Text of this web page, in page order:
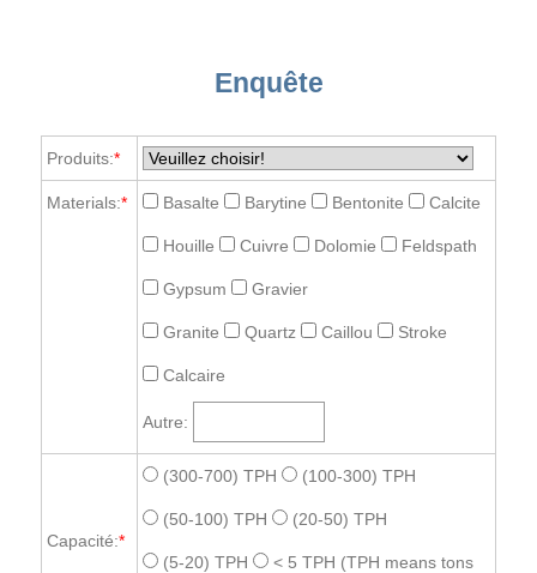
Enquête
Produits:*
Materials:* Basalte Barytine Bentonite Calcite
Houille Cuivre Dolomie Feldspath
Gypsum Gravier
Granite Quartz Caillou Stroke
Calcaire
Autre:
Capacité:*
(300-700) TPH (100-300) TPH
(50-100) TPH (20-50) TPH
(5-20) TPH < 5 TPH (TPH means tons